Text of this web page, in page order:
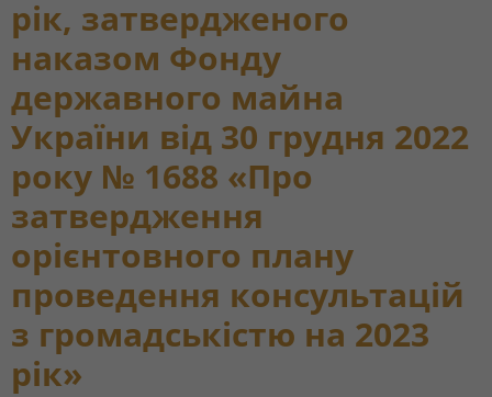
рік, затвердженого
наказом Фонду
державного майна
України від 30 грудня 2022
року № 1688 «Про
затвердження
орієнтовного плану
проведення консультацій
з громадськістю на 2023
рік»